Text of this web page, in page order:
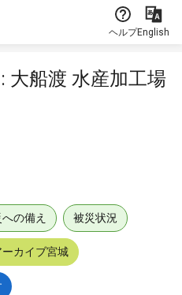
ヘルプEnglish
: 大船渡 水産加工場
の備え 被災状況
カイブ宮城